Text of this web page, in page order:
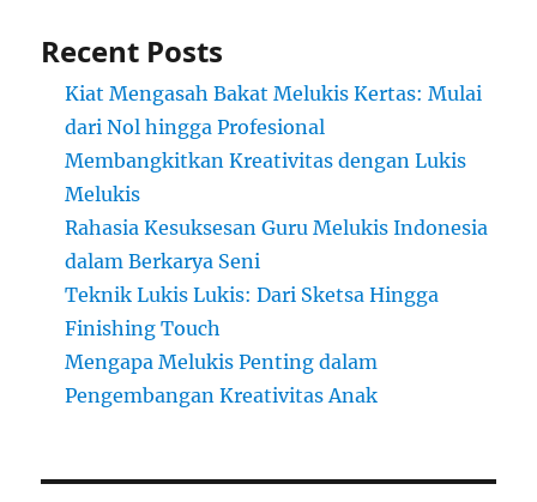
Recent Posts
Kiat Mengasah Bakat Melukis Kertas: Mulai
dari Nol hingga Profesional
Membangkitkan Kreativitas dengan Lukis
Melukis
Rahasia Kesuksesan Guru Melukis Indonesia
dalam Berkarya Seni
Teknik Lukis Lukis: Dari Sketsa Hingga
Finishing Touch
Mengapa Melukis Penting dalam
Pengembangan Kreativitas Anak